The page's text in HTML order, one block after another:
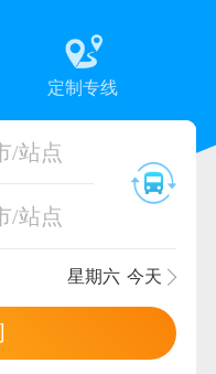
定制专线
/站点
/站点
星期六 今天